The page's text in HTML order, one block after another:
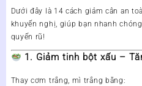
Dưới đây là 14 cách giảm cân an
khuyến nghị, giúp bạn nhanh
quyến rũ!
1. Giảm tinh bột xấu –
Thay cơm trắng, mì trắng bằng: